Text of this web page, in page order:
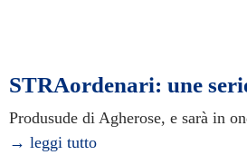
STRAordenari: une
Produsude di Agherose, e sarà in
→ leggi tutto